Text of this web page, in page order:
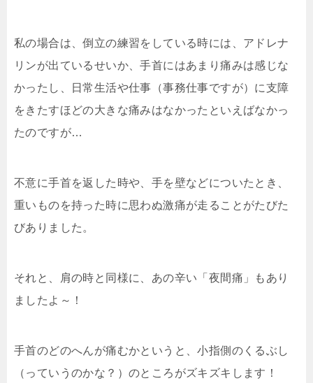
私の場合は、倒立の練習をしている時には、アドレナ
リンが出ているせいか、手首にはあまり痛みは感じな
かったし、日常生活や仕事（事務仕事ですが）に支障
をきたすほどの大きな痛みはなかったといえばなかっ
たのですが…
不意に手首を返した時や、手を壁などについたとき、
重いものを持った時に思わぬ激痛が走ることがたびた
びありました。
それと、肩の時と同様に、あの辛い「夜間痛」もあり
ましたよ～！
手首のどのへんが痛むかというと、小指側のくるぶし
（っていうのかな？）のところがズキズキします！